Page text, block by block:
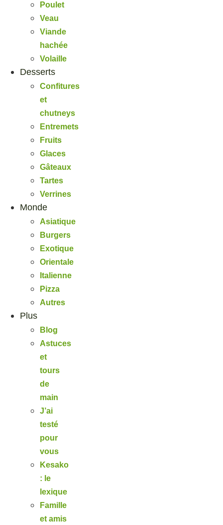
Poulet
Veau
Viande
hachée
Volaille
Desserts
Confitures
et
chutneys
Entremets
Fruits
Glaces
Gâteaux
Tartes
Verrines
Monde
Asiatique
Burgers
Exotique
Orientale
Italienne
Pizza
Autres
Plus
Blog
Astuces
et
tours
de
main
J’ai
testé
pour
vous
Kesako
: le
lexique
Famille
et amis